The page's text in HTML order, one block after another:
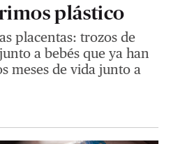
plástico
placentas: trozos de
a bebés que ya han
meses de vida junto a